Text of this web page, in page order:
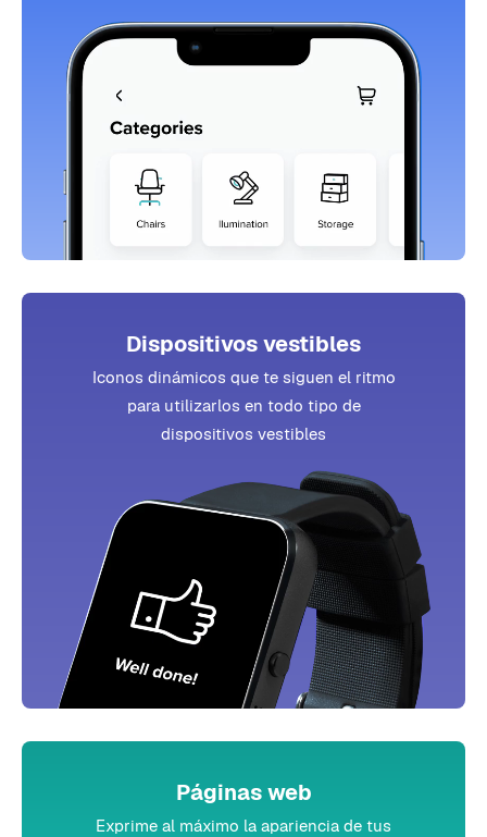
Dispositivos vestibles
Iconos dinámicos que te siguen el ritmo
para utilizarlos en todo tipo de
dispositivos vestibles
Páginas web
Exprime al máximo la apariencia de tus